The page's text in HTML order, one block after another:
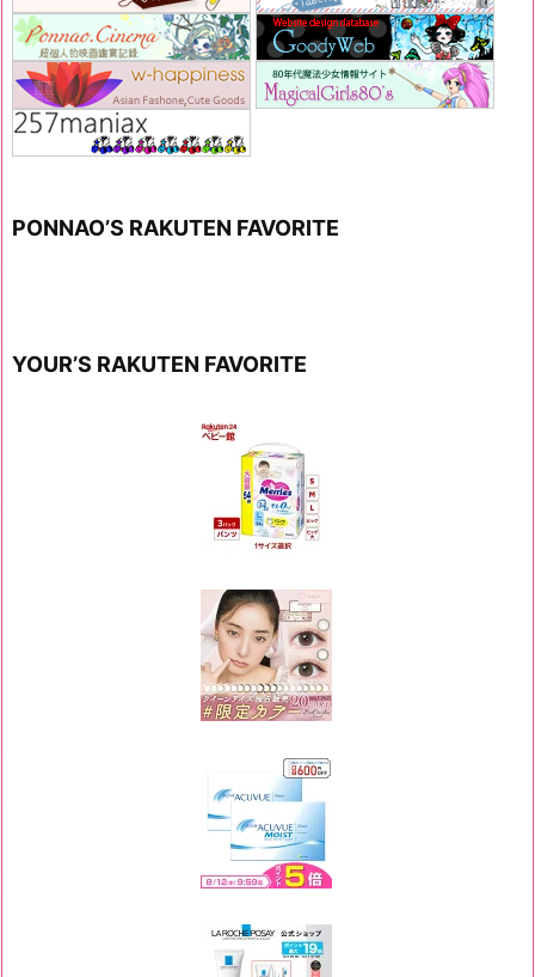
PONNAO’S RAKUTEN FAVORITE
YOUR’S RAKUTEN FAVORITE